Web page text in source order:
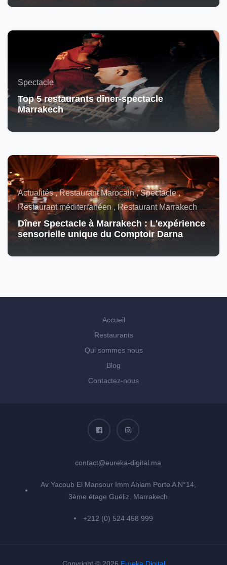
Spectacle
Top 5 restaurants dîner-spectacle
Marrakech
Actualités , Restaurant Marocain , Spectacle ,
Restaurant méditerranéen , Restaurant Marrakech
Dîner Spectacle à Marrakech : L'expérience
sensorielle unique du Comptoir Darna
Accueil
Restaurants
Qui sommes nous
Blog
Contactez-nous
contact@eureka-digital.ma
Av Yacoub El Mansour Imm Ahlam Porte A N°14,
3ème étage Guéliz. Marrakech
+212 (0) 524 458 999